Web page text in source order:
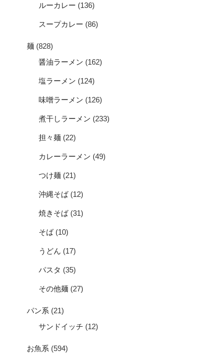
ルーカレー (136)
スープカレー (86)
麺 (828)
醤油ラーメン (162)
塩ラーメン (124)
味噌ラーメン (126)
煮干しラーメン (233)
担々麺 (22)
カレーラーメン (49)
つけ麺 (21)
沖縄そば(12)
焼きそば(31)
そば(10)
うどん (17)
パスタ (35)
その他麺 (27)
パン系 (21)
サンドイッチ (12)
お魚系 (594)